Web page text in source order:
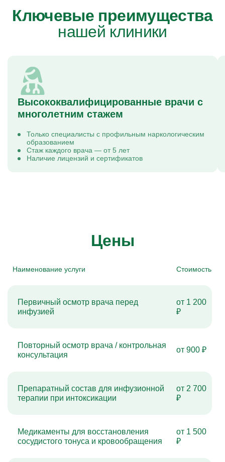
Ключевые преимущества
нашей клиники
Высококвалифицированные врачи с
многолетним стажем
Только специалисты с профильным наркологическим
образованием
Стаж каждого врача — от 5 лет
Наличие лицензий и сертификатов
Цены
Наименование услуги Стоимость
Первичный осмотр врача перед
инфузией
от 1 200
₽
Повторный осмотр врача / контрольная
консультация
от 900 ₽
Препаратный состав для инфузионной
терапии при интоксикации
от 2 700
₽
Медикаменты для восстановления
сосудистого тонуса и кровообращения
от 1 500
₽